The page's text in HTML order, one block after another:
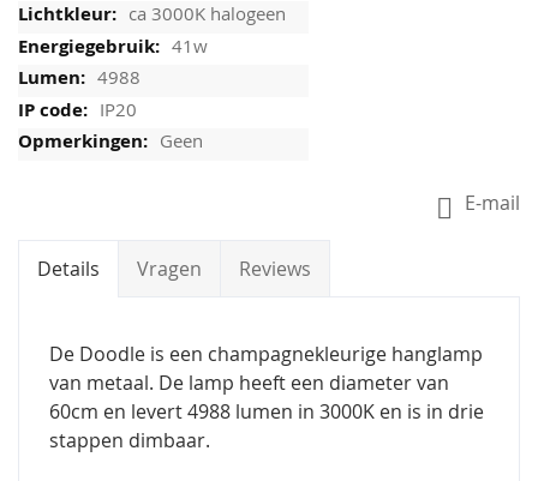
ca 3000K halogeen
41w
4988
IP20
Geen
E-mail
Details Vragen Reviews
De Doodle is een champagnekleurige hanglamp
van metaal. De lamp heeft een diameter van
60cm en levert 4988 lumen in 3000K en is in drie
stappen dimbaar.